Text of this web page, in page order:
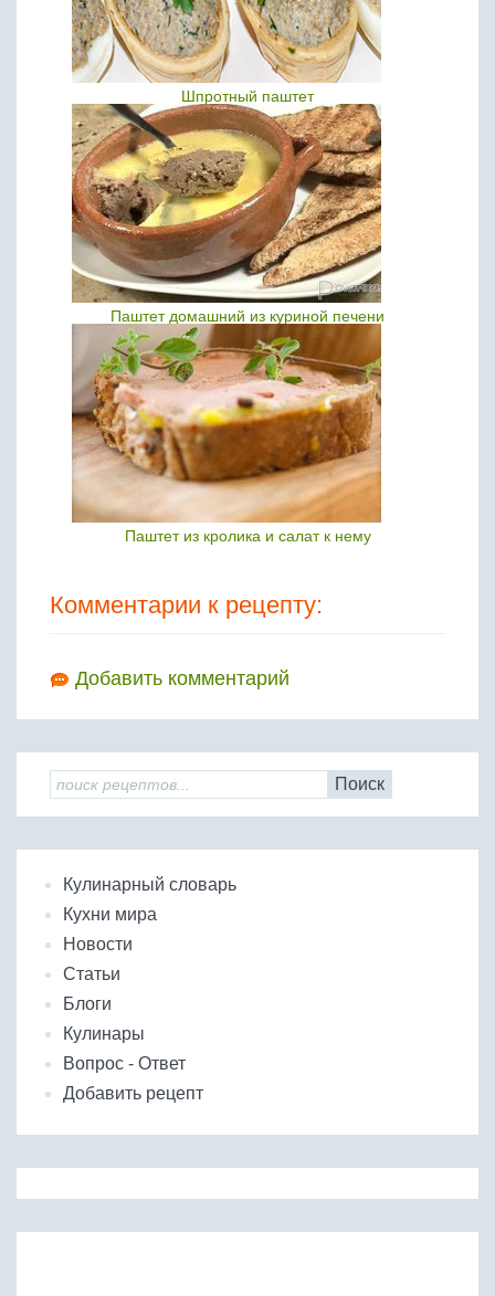
Шпротный паштет
Паштет домашний из куриной печени
Паштет из кролика и салат к нему
Комментарии к рецепту:
Добавить комментарий
Поиск
Кулинарный словарь
Кухни мира
Новости
Статьи
Блоги
Кулинары
Вопрос - Ответ
Добавить рецепт